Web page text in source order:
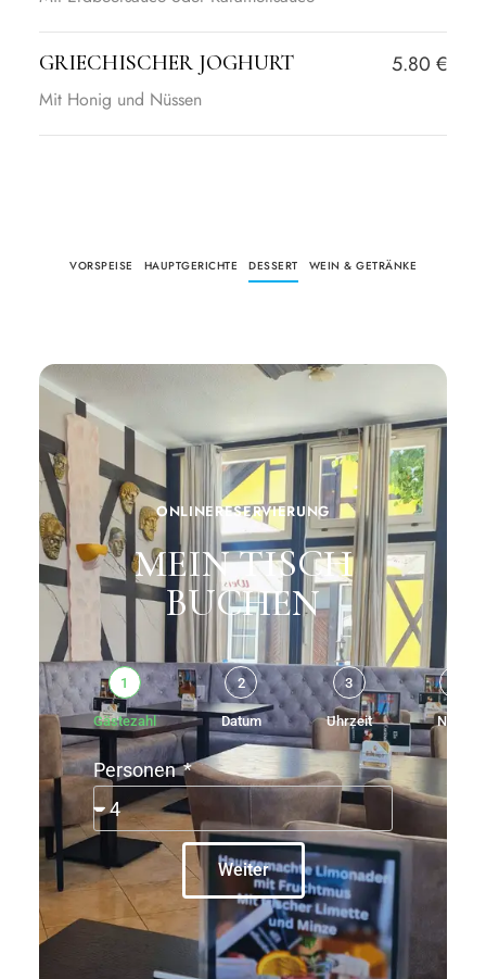
GRIECHISCHER JOGHURT 5.80 €
Mit Honig und Nüssen
VORSPEISE HAUPTGERICHTE DESSERT WEIN & GETRÄNKE
ONLINERESERVIERUNG
MEIN TISCH
BUCHEN
1
Gästezahl
2
Datum
3
Uhrzeit Name
Personen
Weiter